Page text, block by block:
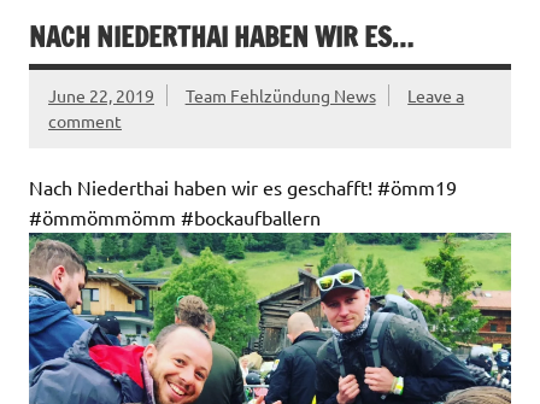
NACH NIEDERTHAI HABEN WIR ES…
June 22, 2019 Team Fehlzündung News
Leave a
comment
Nach Niederthai haben wir es geschafft! #ömm19
#ömmömmömm #bockaufballern